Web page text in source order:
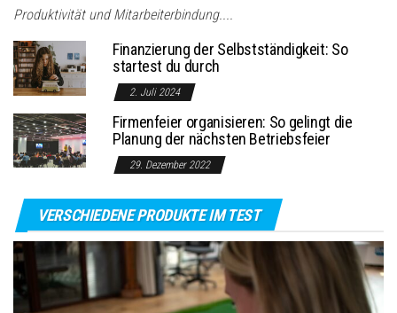
Produktivität und Mitarbeiterbindung....
Finanzierung der Selbstständigkeit: So
startest du durch
2. Juli 2024
Firmenfeier organisieren: So gelingt die
Planung der nächsten Betriebsfeier
29. Dezember 2022
VERSCHIEDENE PRODUKTE IM TEST